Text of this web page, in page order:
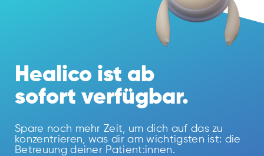
Healico ist ab
sofort verfügbar.
Spare noch mehr Zeit, um dich auf das zu
konzentrieren, was dir am wichtigsten ist: die
Betreuung deiner Patient:innen.